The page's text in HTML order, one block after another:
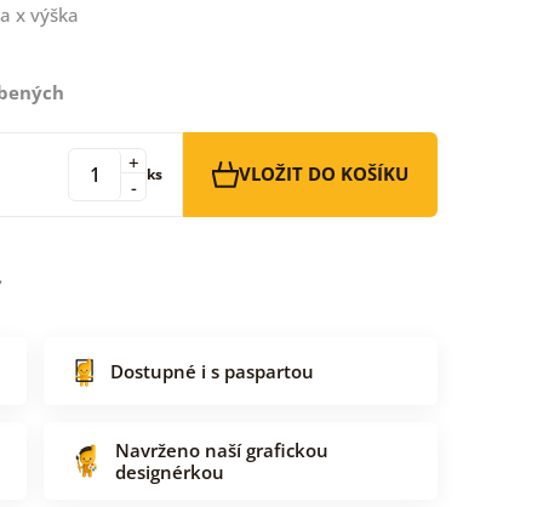
x výška
-
+ ks VLOŽIT DO KOŠÍKU
Dostupné i s paspartou
Navrženo naší grafickou
designérkou